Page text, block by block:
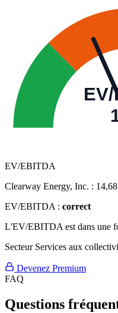
EV/EBITDA
Clearway Energy, Inc. : 14,68
EV/EBITDA : correct
L'EV/EBITDA est dans une
Secteur Services aux
Devenez Premium
FAQ
Questions